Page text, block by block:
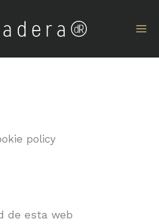
policy
de esta web